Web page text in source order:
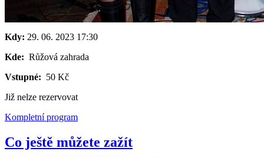
Kdy: 29. 06. 2023 17:30
Kde: Růžová zahrada
Vstupné: 50 Kč
Již nelze rezervovat
Kompletní program
Co ještě můžete zažít